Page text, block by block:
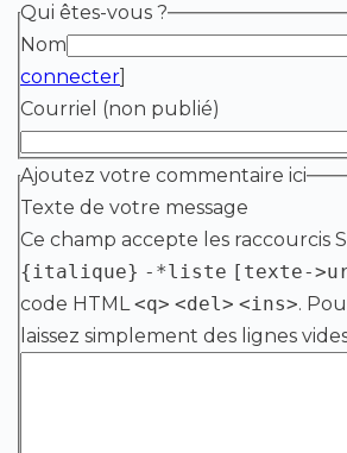
Qui êtes-vous ?
Nom
connecter]
Courriel (non publié)
Ajoutez votre commentaire ici
Texte de votre message
Ce champ accepte les raccourcis
{italique} -*liste [texte-
code HTML<q> <del> <ins>.
laissez simplement des lignes